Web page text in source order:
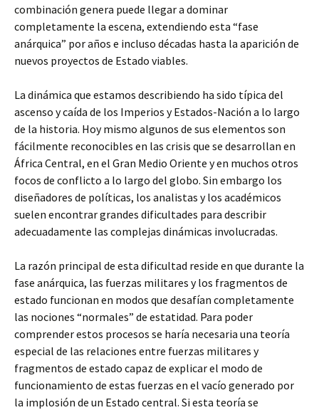
combinación genera puede llegar a dominar
completamente la escena, extendiendo esta “fase
anárquica” por años e incluso décadas hasta la aparición de
nuevos proyectos de Estado viables.
La dinámica que estamos describiendo ha sido típica del
ascenso y caída de los Imperios y Estados-Nación a lo largo
de la historia. Hoy mismo algunos de sus elementos son
fácilmente reconocibles en las crisis que se desarrollan en
África Central, en el Gran Medio Oriente y en muchos otros
focos de conflicto a lo largo del globo. Sin embargo los
diseñadores de políticas, los analistas y los académicos
suelen encontrar grandes dificultades para describir
adecuadamente las complejas dinámicas involucradas.
La razón principal de esta dificultad reside en que durante la
fase anárquica, las fuerzas militares y los fragmentos de
estado funcionan en modos que desafían completamente
las nociones “normales” de estatidad. Para poder
comprender estos procesos se haría necesaria una teoría
especial de las relaciones entre fuerzas militares y
fragmentos de estado capaz de explicar el modo de
funcionamiento de estas fuerzas en el vacío generado por
la implosión de un Estado central. Si esta teoría se